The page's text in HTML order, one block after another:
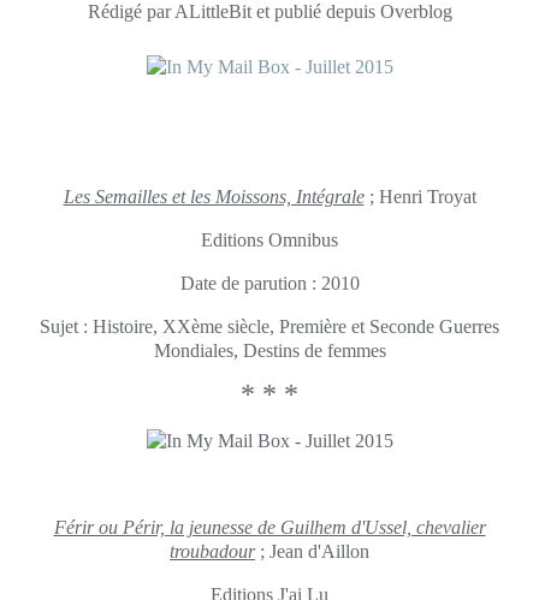
Rédigé par ALittleBit et publié depuis Overblog
Les Semailles et les Moissons, Intégrale; Henri Troyat
Editions Omnibus
Date de parution : 2010
Sujet : Histoire, XXème siècle, Première et Seconde Guerres
Mondiales, Destins de femmes
* * *
Férir ou Périr, la jeunesse de Guilhem d'Ussel, chevalier
troubadour; Jean d'Aillon
Editions J'ai Lu